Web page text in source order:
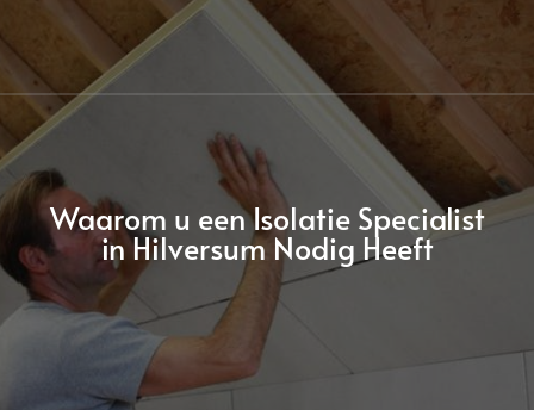
Waarom u een Isolatie Specialist
in Hilversum Nodig Heeft